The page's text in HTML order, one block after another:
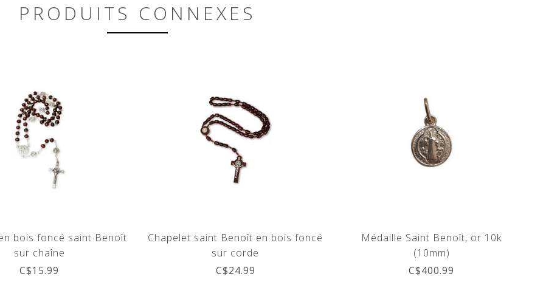
PRODUITS CONNEXES
bois foncé saint Benoît
sur chaîne
C$15.99
Chapelet saint Benoît en bois foncé
sur corde
C$24.99
Médaille Saint Benoît, or 10k
(10mm)
C$400.99